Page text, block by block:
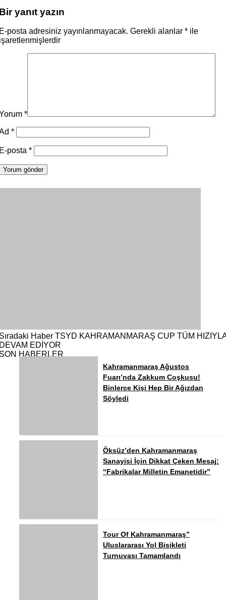
yanıt yazın
posta adresiniz yayınlanmayacak. Gerekli alanlar * ile
*
*
posta *
Haber TSYD KAHRAMANMARAŞ CUP TÜM
EDİYOR
HABERLER
Kahramanmaraş Ağustos
Fuarı’nda Zakkum Coşkusu!
Binlerce Kişi Hep Bir Ağızdan
Söyledi
Öksüz’den Kahramanmaraş
Sanayisi İçin Dikkat Çeken Mesaj:
“Fabrikalar Milletin Emanetidir”
Tour Of Kahramanmaraş”
Uluslararası Yol Bisikleti
Turnuvası Tamamlandı